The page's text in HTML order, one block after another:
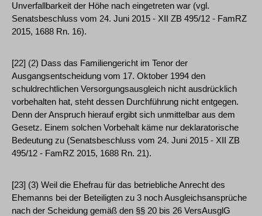
Unverfallbarkeit der Höhe nach eingetreten war (vgl.
Senatsbeschluss vom 24. Juni 2015 - XII ZB 495/12 - FamRZ
2015, 1688 Rn. 16).
[22] (2) Dass das Familiengericht im Tenor der
Ausgangsentscheidung vom 17. Oktober 1994 den
schuldrechtlichen Versorgungsausgleich nicht ausdrücklich
vorbehalten hat, steht dessen Durchführung nicht entgegen.
Denn der Anspruch hierauf ergibt sich unmittelbar aus dem
Gesetz. Einem solchen Vorbehalt käme nur deklaratorische
Bedeutung zu (Senatsbeschluss vom 24. Juni 2015 - XII ZB
495/12 - FamRZ 2015, 1688 Rn. 21).
[23] (3) Weil die Ehefrau für das betriebliche Anrecht des
Ehemanns bei der Beteiligten zu 3 noch Ausgleichsansprüche
nach der Scheidung gemäß den §§ 20 bis 26 VersAusglG